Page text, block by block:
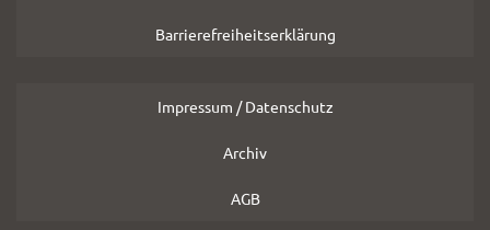
Barrierefreiheitserklärung
Impressum / Datenschutz
Archiv
AGB